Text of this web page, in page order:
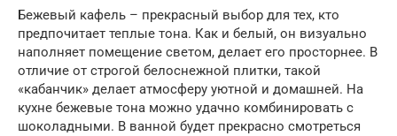
Бежевый кафель – прекрасный выбор для тех, кто
предпочитает теплые тона. Как и белый, он визуально
наполняет помещение светом, делает его просторнее. В
отличие от строгой белоснежной плитки, такой
«кабанчик» делает атмосферу уютной и домашней. На
кухне бежевые тона можно удачно комбинировать с
шоколадными. В ванной будет прекрасно смотреться